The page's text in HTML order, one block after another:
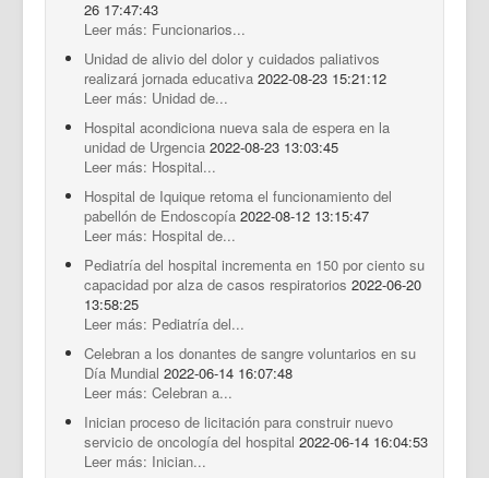
26 17:47:43
Leer más: Funcionarios...
Unidad de alivio del dolor y cuidados paliativos
realizará jornada educativa 2022-08-23 15:21:12
Leer más: Unidad de...
Hospital acondiciona nueva sala de espera en la
unidad de Urgencia 2022-08-23 13:03:45
Leer más: Hospital...
Hospital de Iquique retoma el funcionamiento del
pabellón de Endoscopía 2022-08-12 13:15:47
Leer más: Hospital de...
Pediatría del hospital incrementa en 150 por ciento su
capacidad por alza de casos respiratorios 2022-06-20
13:58:25
Leer más: Pediatría del...
Celebran a los donantes de sangre voluntarios en su
Día Mundial 2022-06-14 16:07:48
Leer más: Celebran a...
Inician proceso de licitación para construir nuevo
servicio de oncología del hospital 2022-06-14 16:04:53
Leer más: Inician...